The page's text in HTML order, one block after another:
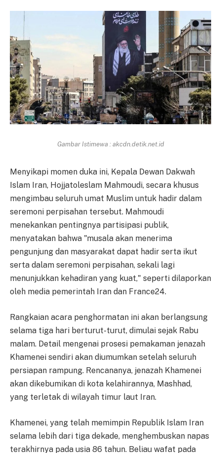
Gambar Istimewa : akcdn.detik.net.id
Menyikapi momen duka ini, Kepala Dewan Dakwah
Islam Iran, Hojjatoleslam Mahmoudi, secara khusus
mengimbau seluruh umat Muslim untuk hadir dalam
seremoni perpisahan tersebut. Mahmoudi
menekankan pentingnya partisipasi publik,
menyatakan bahwa "musala akan menerima
pengunjung dan masyarakat dapat hadir serta ikut
serta dalam seremoni perpisahan, sekali lagi
menunjukkan kehadiran yang kuat," seperti dilaporkan
oleh media pemerintah Iran dan France24.
Rangkaian acara penghormatan ini akan berlangsung
selama tiga hari berturut-turut, dimulai sejak Rabu
malam. Detail mengenai prosesi pemakaman jenazah
Khamenei sendiri akan diumumkan setelah seluruh
persiapan rampung. Rencananya, jenazah Khamenei
akan dikebumikan di kota kelahirannya, Mashhad,
yang terletak di wilayah timur laut Iran.
Khamenei, yang telah memimpin Republik Islam Iran
selama lebih dari tiga dekade, menghembuskan napas
terakhirnya pada usia 86 tahun. Beliau wafat pada